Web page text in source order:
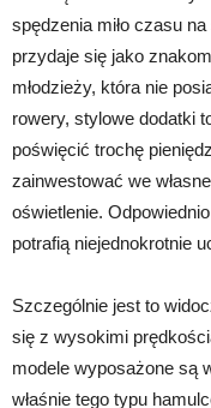
spędzenia miło czasu
przydaje się jako
młodzieży, która nie
rowery, stylowe dodatki
poświęcić trochę
zainwestować we
oświetlenie.
potrafią niejednokrotnie
Szczególnie jest to
się z wysokimi
modele wyposażone są
właśnie tego typu